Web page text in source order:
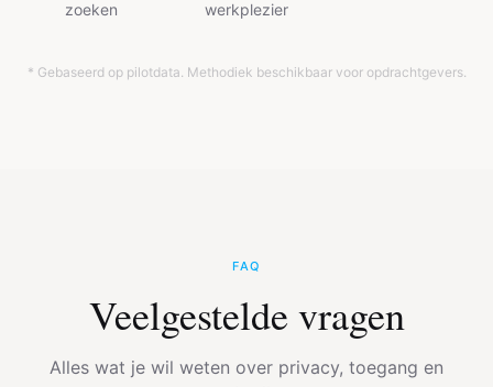
zoeken
werkplezier
* Gebaseerd op pilotdata. Methodiek beschikbaar voor opdrachtgevers.
FAQ
Veelgestelde vragen
Alles wat je wil weten over privacy, toegang en